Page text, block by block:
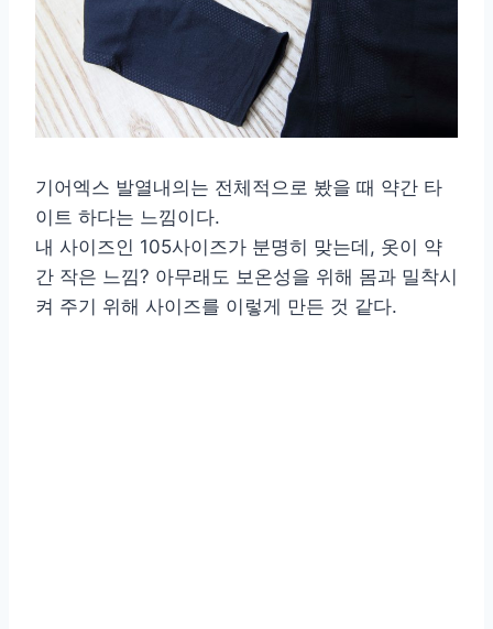
기어엑스 발열내의는 전체적으로 봤을 때 약간 타
이트 하다는 느낌이다.
내 사이즈인 105사이즈가 분명히 맞는데, 옷이 약
간 작은 느낌? 아무래도 보온성을 위해 몸과 밀착시
켜 주기 위해 사이즈를 이렇게 만든 것 같다.